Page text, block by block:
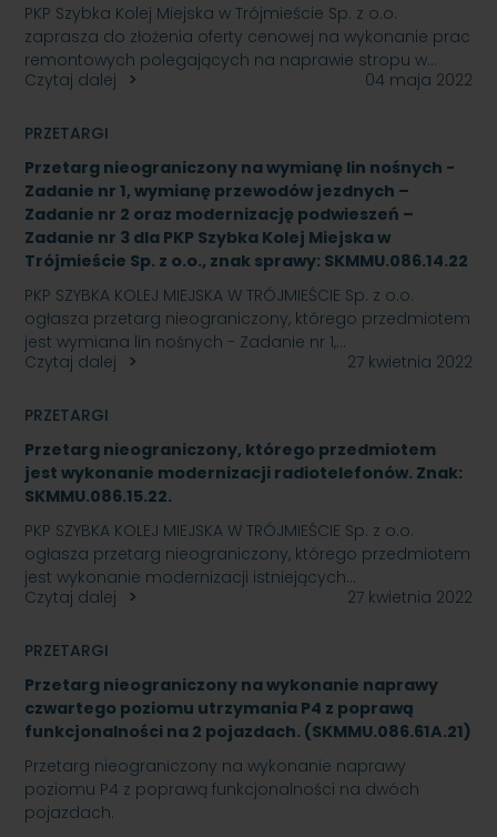
PKP Szybka Kolej Miejska w Trójmieście Sp. z o.o.
zaprasza do złożenia oferty cenowej na wykonanie prac
remontowych polegających na naprawie stropu w…
Czytaj dalej
04 maja 2022
PRZETARGI
Przetarg nieograniczony na wymianę lin nośnych -
Zadanie nr 1, wymianę przewodów jezdnych –
Zadanie nr 2 oraz modernizację podwieszeń –
Zadanie nr 3 dla PKP Szybka Kolej Miejska w
Trójmieście Sp. z o.o., znak sprawy: SKMMU.086.14.22
PKP SZYBKA KOLEJ MIEJSKA W TRÓJMIEŚCIE Sp. z o.o.
ogłasza przetarg nieograniczony, którego przedmiotem
jest wymiana lin nośnych - Zadanie nr 1,…
Czytaj dalej
27 kwietnia 2022
PRZETARGI
Przetarg nieograniczony, którego przedmiotem
jest wykonanie modernizacji radiotelefonów. Znak:
SKMMU.086.15.22.
PKP SZYBKA KOLEJ MIEJSKA W TRÓJMIEŚCIE Sp. z o.o.
ogłasza przetarg nieograniczony, którego przedmiotem
jest wykonanie modernizacji istniejących…
Czytaj dalej
27 kwietnia 2022
PRZETARGI
Przetarg nieograniczony na wykonanie naprawy
czwartego poziomu utrzymania P4 z poprawą
funkcjonalności na 2 pojazdach. (SKMMU.086.61A.21)
Przetarg nieograniczony na wykonanie naprawy
poziomu P4 z poprawą funkcjonalności na dwóch
pojazdach.